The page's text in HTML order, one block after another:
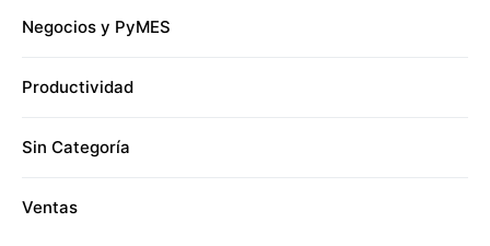
Negocios y PyMES
Productividad
Sin Categoría
Ventas